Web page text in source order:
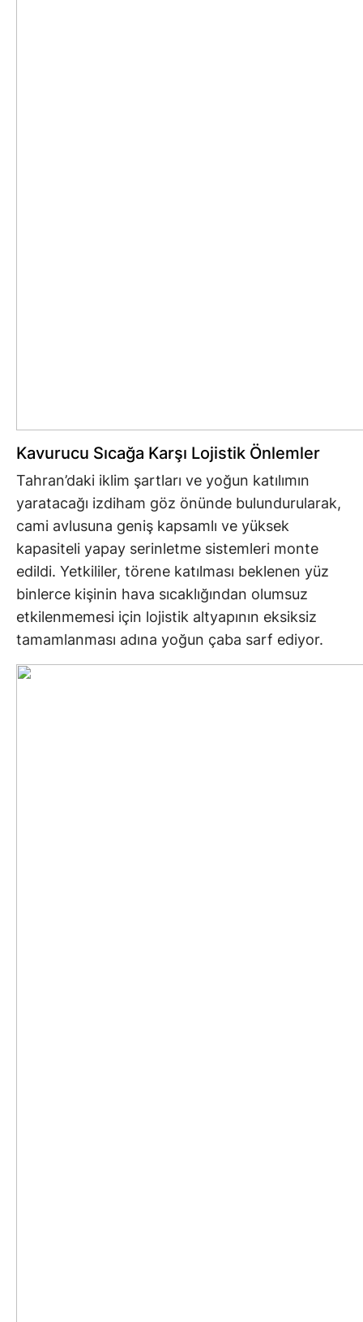
Kavurucu Sıcağa Karşı Lojistik Önlemler
Tahran’daki iklim şartları ve yoğun katılımın
yaratacağı izdiham göz önünde bulundurularak,
cami avlusuna geniş kapsamlı ve yüksek
kapasiteli yapay serinletme sistemleri monte
edildi. Yetkililer, törene katılması beklenen yüz
binlerce kişinin hava sıcaklığından olumsuz
etkilenmemesi için lojistik altyapının eksiksiz
tamamlanması adına yoğun çaba sarf ediyor.